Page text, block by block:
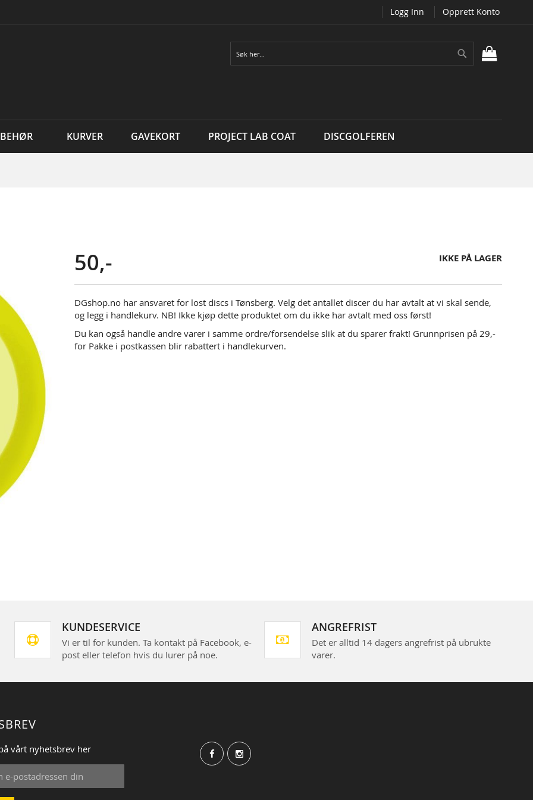
Logg Inn Opprett Konto
Søk
KURVER GAVEKORT PROJECT LAB COAT DISCGOLFEREN
50,- IKKE PÅ LAGER
DGshop.no har ansvaret for lost discs i Tønsberg. Velg det antallet discer du har avtalt at vi skal sende,
og legg i handlekurv. NB! Ikke kjøp dette produktet om du ikke har avtalt med oss først!
Du kan også handle andre varer i samme ordre/forsendelse slik at du sparer frakt! Grunnprisen på 29,-
for Pakke i postkassen blir rabattert i handlekurven.
KUNDESERVICE
Vi er til for kunden. Ta kontakt på Facebook, e-
post eller telefon hvis du lurer på noe.
ANGREFRIST
Det er alltid 14 dagers angrefrist på ubrukte
varer.
vårt nyhetsbrev her